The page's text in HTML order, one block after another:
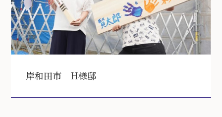
岸和田市 H様邸